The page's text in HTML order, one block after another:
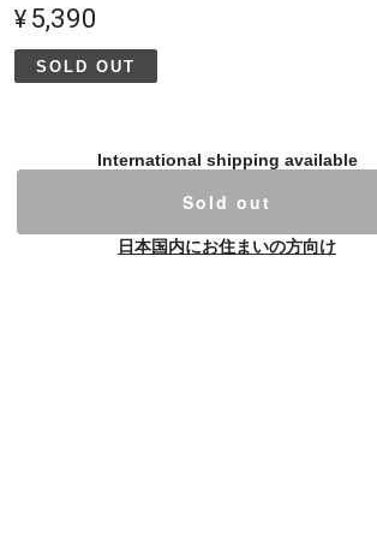
¥5,390
SOLD OUT
International shipping available
Sold out
日本国内にお住まいの方向け